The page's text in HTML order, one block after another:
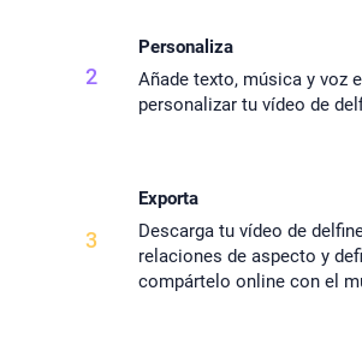
2
Personaliza
Añade texto, música y voz
personalizar tu vídeo de
3
Exporta
Descarga tu vídeo de
relaciones de aspecto y
compártelo online con el